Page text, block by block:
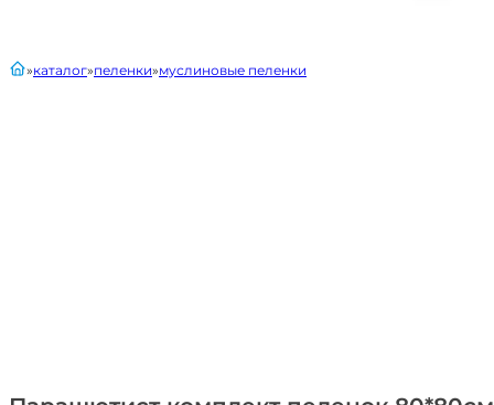
главнаякаталог пеленки муслиновые пеленки